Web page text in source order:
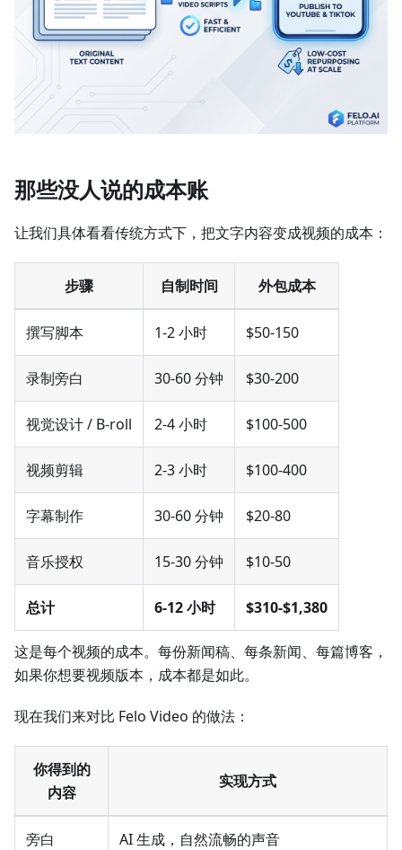
那些没人说的成本账
让我们具体看看传统方式下，把文字内容变成视频的成本：
步骤 自制时间 外包成本
撰写脚本 1-2 小时 $50-150
录制旁白 30-60 分钟 $30-200
视觉设计 / B-roll 2-4 小时 $100-500
视频剪辑 2-3 小时 $100-400
字幕制作 30-60 分钟 $20-80
音乐授权 15-30 分钟 $10-50
总计 6-12 小时 $310-$1,380
这是每个视频的成本。每份新闻稿、每条新闻、每篇博客，
如果你想要视频版本，成本都是如此。
现在我们来对比 Felo Video 的做法：
你得到的
内容
实现方式
旁白 AI 生成，自然流畅的声音